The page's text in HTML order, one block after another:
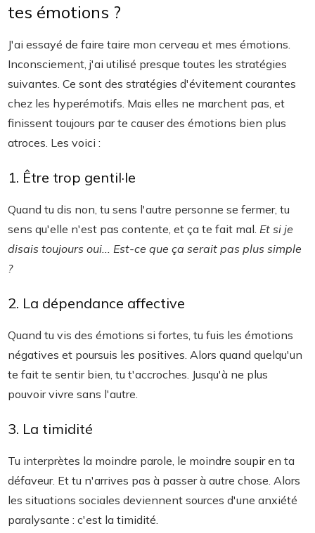
tes émotions ?
J'ai essayé de faire taire mon cerveau et mes émotions.
Inconsciement, j'ai utilisé presque toutes les stratégies
suivantes. Ce sont des stratégies d'évitement courantes
chez les hyperémotifs. Mais elles ne marchent pas, et
finissent toujours par te causer des émotions bien plus
atroces. Les voici :
1. Être trop gentil·le
Quand tu dis non, tu sens l'autre personne se fermer, tu
sens qu'elle n'est pas contente, et ça te fait mal. Et si je
disais toujours oui... Est-ce que ça serait pas plus simple
?
2. La dépendance affective
Quand tu vis des émotions si fortes, tu fuis les émotions
négatives et poursuis les positives. Alors quand quelqu'un
te fait te sentir bien, tu t'accroches. Jusqu'à ne plus
pouvoir vivre sans l'autre.
3. La timidité
Tu interprètes la moindre parole, le moindre soupir en ta
défaveur. Et tu n'arrives pas à passer à autre chose. Alors
les situations sociales deviennent sources d'une anxiété
paralysante : c'est la timidité.